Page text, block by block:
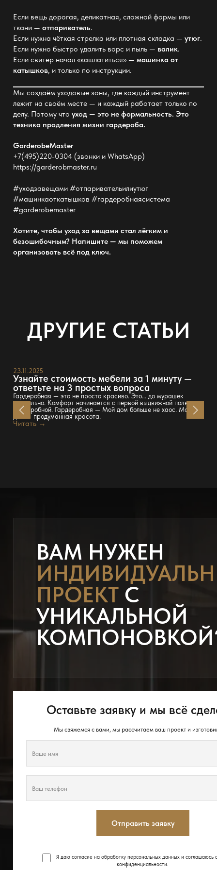
Если вещь дорогая, деликатная, сложной формы или
ткани — отпариватель.
Если нужна чёткая стрелка или плотная складка — утюг.
Если нужно быстро удалить ворс и пыль — валик.
Если свитер начал «кашлатиться» — машинка от
катышков, и только по инструкции.
Мы создаём уходовые зоны, где каждый инструмент
лежит на своём месте — и каждый работает только по
делу. Потому что уход — это не формальность. Это
техника продления жизни гардероба.
GarderobeMaster
+7(495)220-0304 (звонки и WhatsApp)
https://garderobmaster.ru
#уходзавещами #отпаривательилиутюг
#машинкаоткатышков #гардеробнаясистема
#garderobemaster
Хотите, чтобы уход за вещами стал лёгким и
безошибочным? Напишите — мы поможем
организовать всё под ключ.
ДРУГИЕ СТАТЬИ
23.11.2025
Узнайте стоимость мебели за 1 минуту —
ответьте на 3 простых вопроса
Гардеробная — это не просто красиво. Это… до мурашек
правильно. Комфорт начинается с первой выдвижной полки
гардеробной. Гардеробная — Мой дом больше не хаос. Мой
дом — продуманная красота.
Читать →
ВАМ НУЖЕН
ПРОЕКТС
УНИКАЛЬНОЙ
Оставьте заявку и мы всё
Мы свяжемся с вами, мы рассчитаем ваш проект и
Отправить заявку
Я даю согласие на обработку персональных данных и соглашаюсь
конфиденциальности.